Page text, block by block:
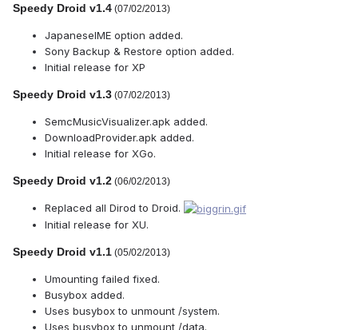
Speedy Droid v1.4 (07/02/2013)
JapaneseIME option added.
Sony Backup & Restore option added.
Initial release for XP
Speedy Droid v1.3 (07/02/2013)
SemcMusicVisualizer.apk added.
DownloadProvider.apk added.
Initial release for XGo.
Speedy Droid v1.2 (06/02/2013)
Replaced all Dirod to Droid.
Initial release for XU.
Speedy Droid v1.1 (05/02/2013)
Umounting failed fixed.
Busybox added.
Uses busybox to unmount /system.
Uses busybox to unmount /data.